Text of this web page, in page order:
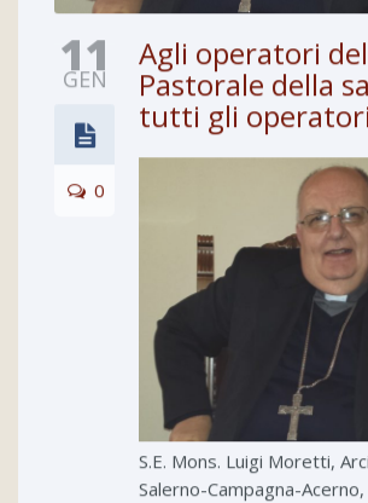
11
GEN
0
Agli operatori
Pastorale della
tutti gli
S.E. Mons. Luigi Moretti,
Salerno-Campagna-